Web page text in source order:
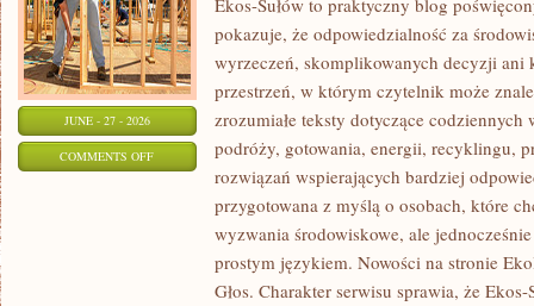
JUNE - 27 - 2026
COMMENTS OFFON
TECHNOLOGIE
Ekos-Sułów to praktyczny blog
pokazuje, że odpowiedzialność za
wyrzeczeń, skomplikowanych decyzji ani
przestrzeń, w którym czytelnik może
zrozumiałe teksty dotyczące
podróży, gotowania, energii, recyklingu,
rozwiązań wspierających bardziej
przygotowana z myślą o osobach, które
wyzwania środowiskowe, ale
prostym językiem. Nowości na stronie
Głos. Charakter serwisu sprawia, że